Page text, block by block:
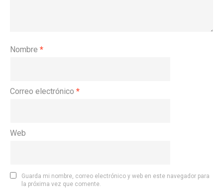
Nombre *
Correo electrónico *
Web
Guarda mi nombre, correo electrónico y web en este navegador para
la próxima vez que comente.